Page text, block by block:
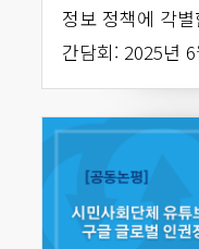
정보 정책에 각
간담회: 2025년